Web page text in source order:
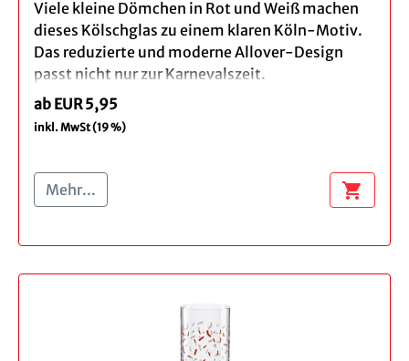
Viele kleine Dömchen in Rot und Weiß machen
dieses Kölschglas zu einem klaren Köln-Motiv.
Das reduzierte und moderne Allover-Design
passt nicht nur zur Karnevalszeit.
Eine schöne Wahl für den eigenen Kölschabend
oder als Geschenk aus der Domstadt.
Produktdetails:
Menge: Einzeln, 3er
Inhalt: 0,2 l
Spülmaschinengeeignet - wir empfehlen
Verpackung: brauner Geschenkkarton
Bei der Bestellung eines 3er Set profitieren Sie
ab EUR 5,95
inkl. MwSt (19 %)
Mehr... shopping_cart